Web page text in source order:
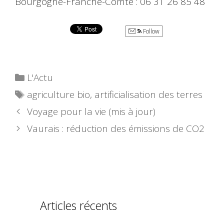
Follow
Catégories
L'Actu
Étiquettes
agriculture bio, artificialisation des terres
Voyage pour la vie (mis à jour)
Vaurais : réduction des émissions de CO2
Articles récents